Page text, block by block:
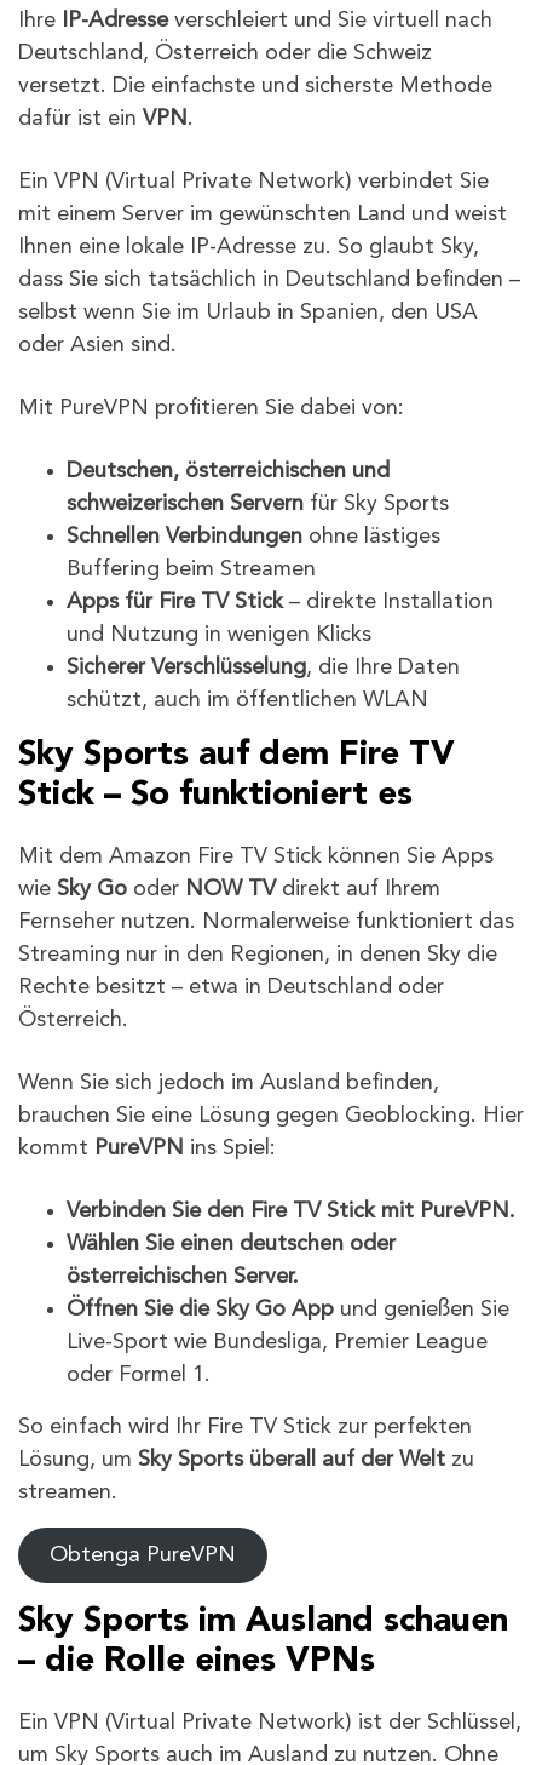
Ihre IP-Adresseverschleiert und Sie virtuell nach
Deutschland, Österreich oder die Schweiz
versetzt. Die einfachste und sicherste Methode
dafür ist ein VPN .
Ein VPN (Virtual Private Network) verbindet Sie
mit einem Server im gewünschten Land und weist
Ihnen eine lokale IP-Adresse zu. So glaubt Sky,
dass Sie sich tatsächlich in Deutschland befinden –
selbst wenn Sie im Urlaub in Spanien, den USA
oder Asien sind.
Mit PureVPN profitieren Sie dabei von:
Deutschen, österreichischen und
schweizerischen Servern für Sky Sports
Schnellen Verbindungen ohne lästiges
Buffering beim Streamen
Apps für Fire TV Stick– direkte Installation
und Nutzung in wenigen Klicks
Sicherer Verschlüsselung, die Ihre Daten
schützt, auch im öffentlichen WLAN
Sky Sports auf dem Fire TV
Stick – So funktioniert es
Mit dem Amazon Fire TV Stick können Sie Apps
wie Sky Go oder NOW TVdirekt auf Ihrem
Fernseher nutzen. Normalerweise funktioniert das
Streaming nur in den Regionen, in denen Sky die
Rechte besitzt – etwa in Deutschland oder
Österreich.
Wenn Sie sich jedoch im Ausland befinden,
brauchen Sie eine Lösung gegen Geoblocking. Hier
kommt PureVPN ins Spiel:
Verbinden Sie den Fire TV Stick mit PureVPN.
Wählen Sie einen deutschen oder
österreichischen Server.
Öffnen Sie die Sky Go App und genießen Sie
Live-Sport wie Bundesliga, Premier League
oder Formel 1.
So einfach wird Ihr Fire TV Stick zur perfekten
Lösung, um Sky Sports überall auf der Welt zu
streamen.
Obtenga PureVPN
Sky Sports im Ausland schauen
– die Rolle eines VPNs
Ein VPN (Virtual Private Network) ist der Schlüssel,
um Sky Sports auch im Ausland zu nutzen. Ohne